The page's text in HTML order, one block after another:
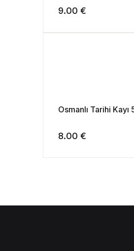
9.00 €
Osmanlı Tarihi
8.00 €